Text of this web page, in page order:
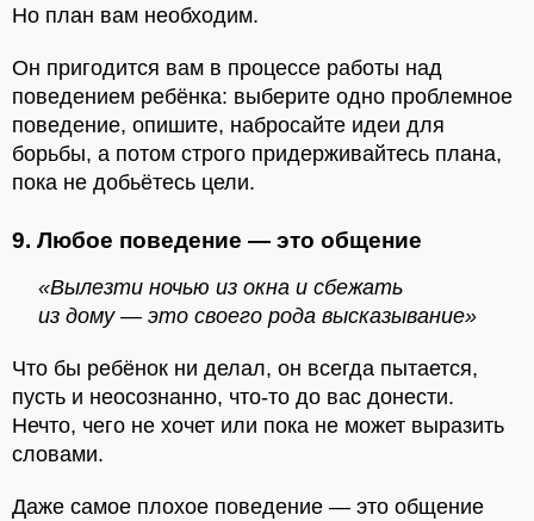
Но план вам необходим.
Он пригодится вам в процессе работы над
поведением ребёнка: выберите одно проблемное
поведение, опишите, набросайте идеи для
борьбы, а потом строго придерживайтесь плана,
пока не добьётесь цели.
9. Любое поведение — это общение
«Вылезти ночью из окна и сбежать
из дому — это своего рода высказывание»
Что бы ребёнок ни делал, он всегда пытается,
пусть и неосознанно, что-то до вас донести.
Нечто, чего не хочет или пока не может выразить
словами.
Даже самое плохое поведение — это общение